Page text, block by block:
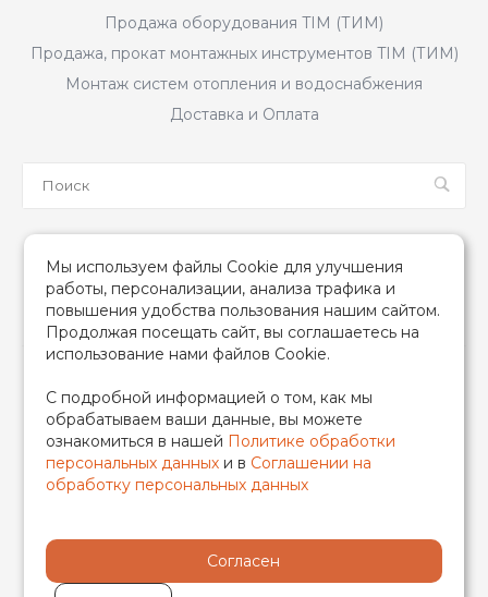
Продажа оборудования TIM (ТИМ)
Продажа, прокат монтажных инструментов TIM (ТИМ)
Монтаж систем отопления и водоснабжения
Доставка и Оплата
2026 © TIM (ТИМ) Инженерная сантехника, Все права
защищены
ИП Гончаренко Надежда Николаевна
500708528433/319500700011740
Мы используем файлы Cookie для улучшения
работы, персонализации, анализа трафика и
повышения удобства пользования нашим сайтом.
Продолжая посещать сайт, вы соглашаетесь на
использование нами файлов Cookie.
С подробной информацией о том, как мы
обрабатываем ваши данные, вы можете
ознакомиться в нашей Политике обработки
персональных данных и в Соглашении на
обработку персональных данных
Согласен